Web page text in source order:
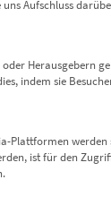
Aufschluss
Herausgebern
indem sie
Plattformen
ist für den